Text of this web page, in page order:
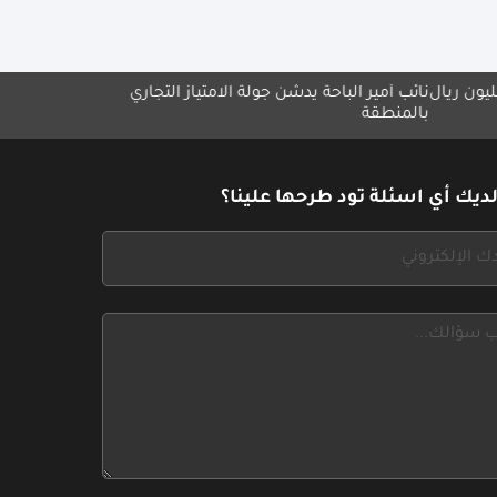
أمير الباحة يدشّن جولة الامتياز التجاري
مجموعة ميلاف تطلق
أي اسئلة تود طرحها علينا؟